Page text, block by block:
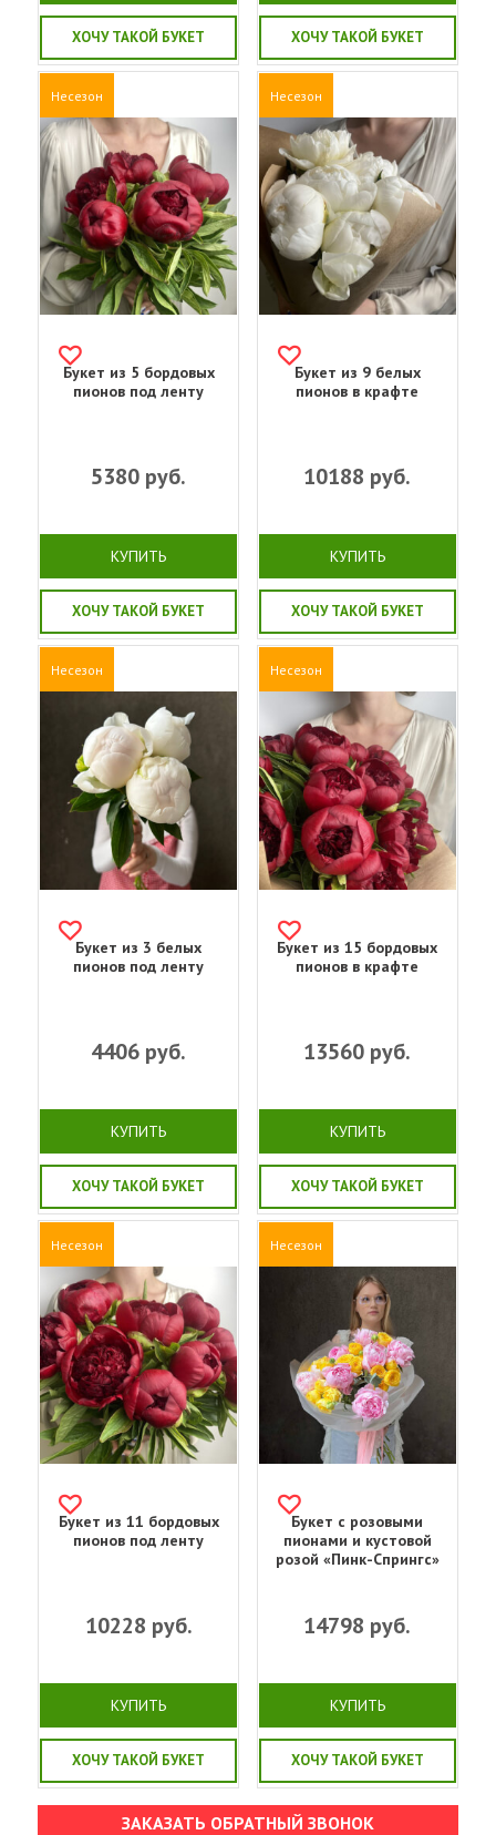
ХОЧУ ТАКОЙ БУКЕТ ХОЧУ ТАКОЙ БУКЕТ
Несезон
Букет из 5 бордовых
пионов под ленту
5380 руб.
КУПИТЬ
ХОЧУ ТАКОЙ БУКЕТ
Несезон
Букет из 9 белых
пионов в крафте
10188 руб.
КУПИТЬ
ХОЧУ ТАКОЙ БУКЕТ
Несезон
Букет из 3 белых
пионов под ленту
4406 руб.
КУПИТЬ
ХОЧУ ТАКОЙ БУКЕТ
Несезон
Букет из 15 бордовых
пионов в крафте
13560 руб.
КУПИТЬ
ХОЧУ ТАКОЙ БУКЕТ
Несезон
Букет из 11 бордовых
пионов под ленту
10228 руб.
КУПИТЬ
ХОЧУ ТАКОЙ БУКЕТ
Несезон
Букет с розовыми
пионами и кустовой
розой «Пинк-Спрингс»
14798 руб.
КУПИТЬ
ХОЧУ ТАКОЙ БУКЕТ
ЗАКАЗАТЬ ОБРАТНЫЙ ЗВОНОК